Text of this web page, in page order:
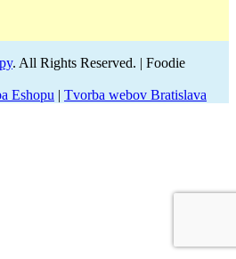
. All Rights Reserved. | Foodie
Eshopu | Tvorba webov Bratislava